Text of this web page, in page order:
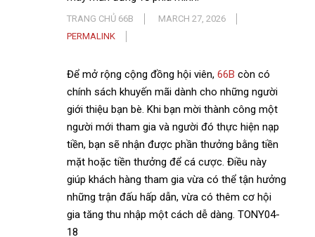
TRANG CHỦ 66B
MARCH 27, 2026
PERMALINK
Để mở rộng cộng đồng hội viên, 66B còn có
chính sách khuyến mãi dành cho những người
giới thiệu bạn bè. Khi bạn mời thành công một
người mới tham gia và người đó thực hiện nạp
tiền, bạn sẽ nhận được phần thưởng bằng tiền
mặt hoặc tiền thưởng để cá cược. Điều này
giúp khách hàng tham gia vừa có thể tận hưởng
những trận đấu hấp dẫn, vừa có thêm cơ hội
gia tăng thu nhập một cách dễ dàng. TONY04-
18